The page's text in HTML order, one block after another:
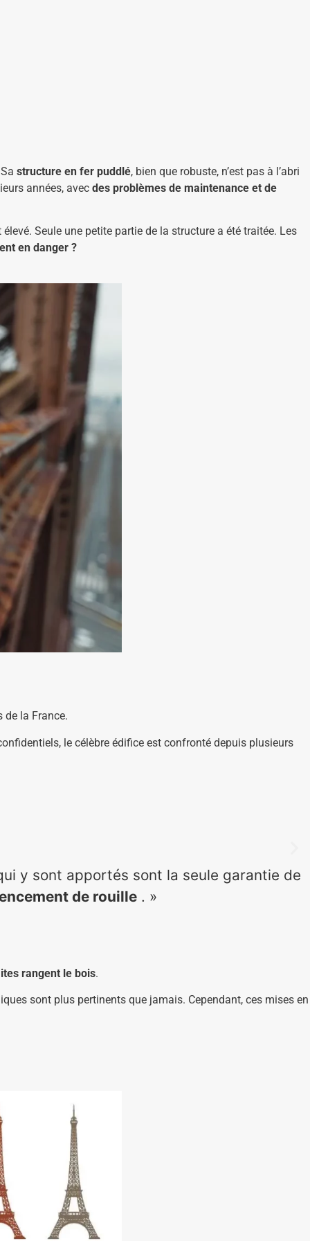
structure en fer puddlé, bien que robuste, n’est pas à l’abri
années, avec des problèmes de maintenance et de
Seule une petite partie de la structure a été traitée. Les
en danger ?
de la France.
le célèbre édifice est confronté depuis plusieurs
y sont apportés sont la seule garantie de
de rouille . »
rangent le bois.
sont plus pertinents que jamais. Cependant, ces mises en